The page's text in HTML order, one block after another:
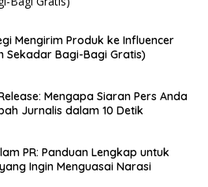
Mengirim Produk ke Influencer
Sekadar Bagi-Bagi Gratis)
Mengapa Siaran Pers Anda
Jurnalis dalam 10 Detik
PR: Panduan Lengkap untuk
Ingin Menguasai Narasi